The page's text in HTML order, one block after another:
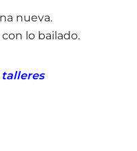
nueva.
lo bailado.